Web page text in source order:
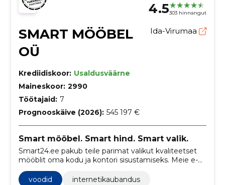
4.5303 hinnangut
SMART MÖÖBEL
OÜ
Ida-Virumaa
Krediidiskoor: Usaldusväärne
Maineskoor: 2990
Töötajaid: 7
Prognooskäive (2026): 545 197 €
Smart mööbel. Smart hind. Smart valik.
Smart24.ee pakub teile parimat valikut kvaliteetset
mööblit oma kodu ja kontori sisustamiseks. Meie e-
poes leiate suur hulga erinevaid mööblitooteid, nagu
arvutilauad, söögilauad, diivanvoodid ja palju muud.
voodid
internetikaubandus